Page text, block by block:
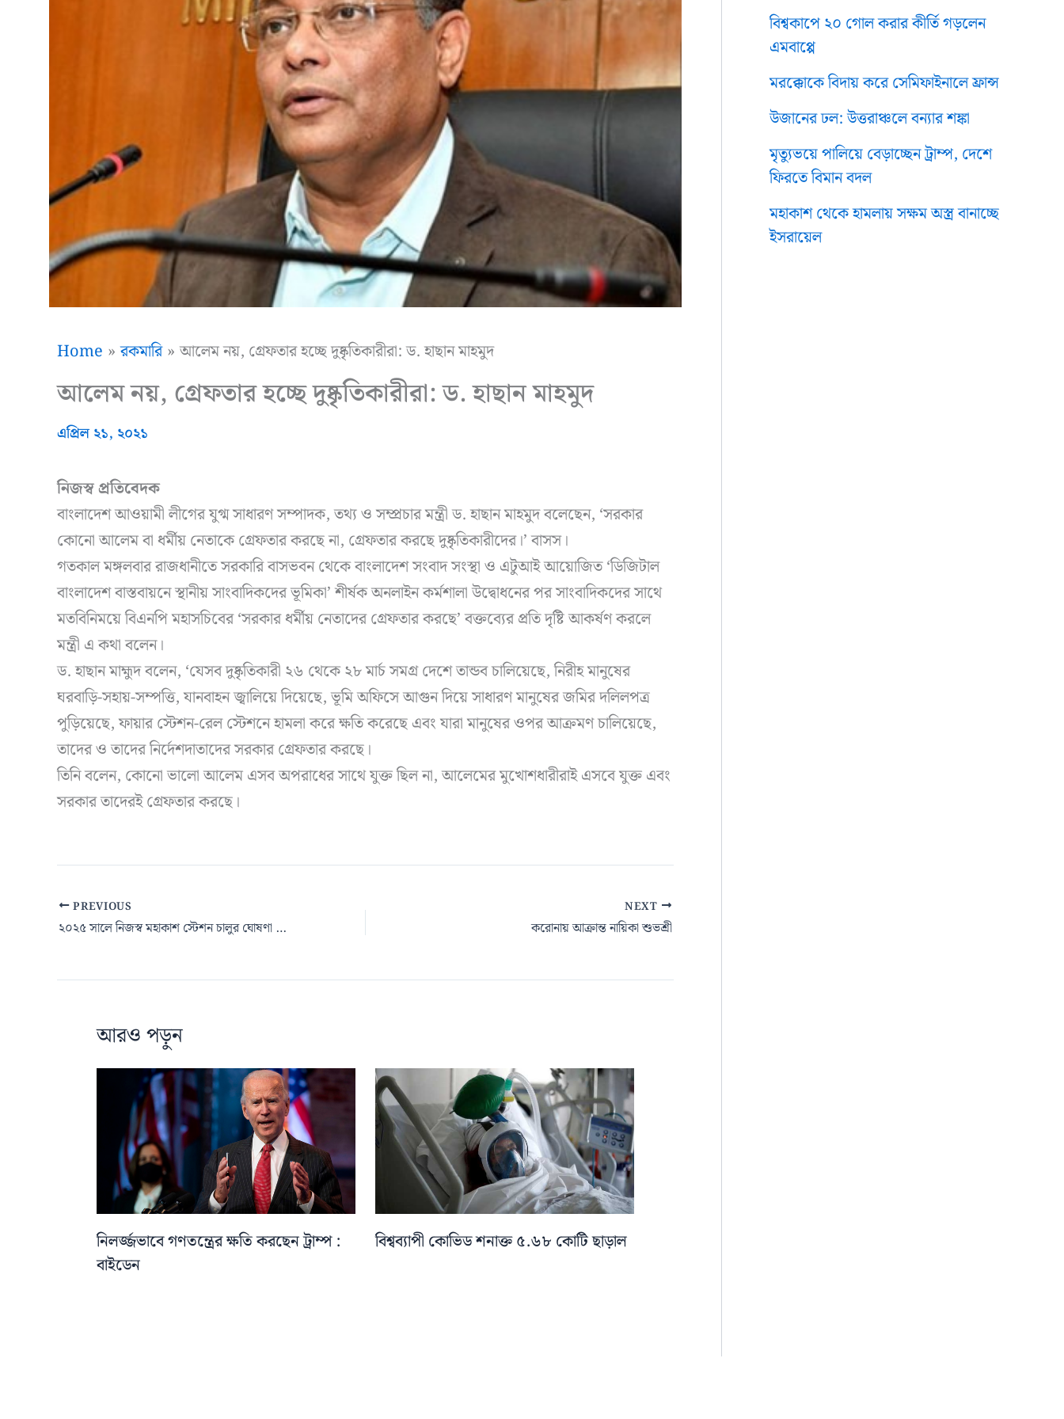
Home রকমারি আলেম নয়, গ্রেফতার হচ্ছে দুষ্কৃতিকারীরা: ড. হাছান মাহমুদ
আলেম নয়, গ্রেফতার হচ্ছে দুষ্কৃতিকারীরা: ড. হাছান মাহমুদ
এপ্রিল ২১, ২০২১
নিজস্ব প্রতিবেদক
বাংলাদেশ আওয়ামী লীগের যুগ্ম সাধারণ সম্পাদক, তথ্য ও সম্প্রচার মন্ত্রী ড. হাছান মাহমুদ বলেছেন, ‘সরকার
কোনো আলেম বা ধর্মীয় নেতাকে গ্রেফতার করছে না, গ্রেফতার করছে দুষ্কৃতিকারীদের।’ বাসস।
গতকাল মঙ্গলবার রাজধানীতে সরকারি বাসভবন থেকে বাংলাদেশ সংবাদ সংস্থা ও এটুআই আয়োজিত ‘ডিজিটাল
বাংলাদেশ বাস্তবায়নে স্থানীয় সাংবাদিকদের ভূমিকা’ শীর্ষক অনলাইন কর্মশালা উদ্বোধনের পর সাংবাদিকদের সাথে
মতবিনিময়ে বিএনপি মহাসচিবের ‘সরকার ধর্মীয় নেতাদের গ্রেফতার করছে’ বক্তব্যের প্রতি দৃষ্টি আকর্ষণ করলে
মন্ত্রী এ কথা বলেন।
ড. হাছান মাহ্মুদ বলেন, ‘যেসব দুষ্কৃতিকারী ২৬ থেকে ২৮ মার্চ সমগ্র দেশে তান্ডব চালিয়েছে, নিরীহ মানুষের
ঘরবাড়ি-সহায়-সম্পত্তি, যানবাহন জ্বালিয়ে দিয়েছে, ভূমি অফিসে আগুন দিয়ে সাধারণ মানুষের জমির দলিলপত্র
পুড়িয়েছে, ফায়ার স্টেশন-রেল স্টেশনে হামলা করে ক্ষতি করেছে এবং যারা মানুষের ওপর আক্রমণ চালিয়েছে,
তাদের ও তাদের নির্দেশদাতাদের সরকার গ্রেফতার করছে।
তিনি বলেন, কোনো ভালো আলেম এসব অপরাধের সাথে যুক্ত ছিল না, আলেমের মুখোশধারীরাই এসবে যুক্ত এবং
সরকার তাদেরই গ্রেফতার করছে।
PREVIOUS
২০২৫ সালে নিজস্ব মহাকাশ স্টেশন চালুর ঘোষণা রাশিয়ার
NEXT
করোনায় আক্রান্ত নায়িকা শুভশ্রী
আরও পড়ুন
নিলর্জ্জভাবে গণতন্ত্রের ক্ষতি করছেন ট্রাম্প :
বাইডেন
বিশ্বব্যাপী কোভিড শনাক্ত ৫.৬৮ কোটি ছাড়াল
বিশ্বকাপে ২০ গোল করার কীর্তি গড়লেন
এমবাপ্পে
মরক্কোকে বিদায় করে সেমিফাইনালে ফ্রান্স
উজানের ঢল: উত্তরাঞ্চলে বন্যার শঙ্কা
মৃত্যুভয়ে পালিয়ে বেড়াচ্ছেন ট্রাম্প, দেশে
ফিরতে বিমান বদল
মহাকাশ থেকে হামলায় সক্ষম অস্ত্র বানাচ্ছে
ইসরায়েল